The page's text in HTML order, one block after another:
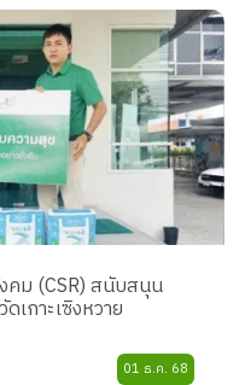
คม (CSR) สนับสนุน
เกาะเซิงหวาย
01 ธ.ค. 68